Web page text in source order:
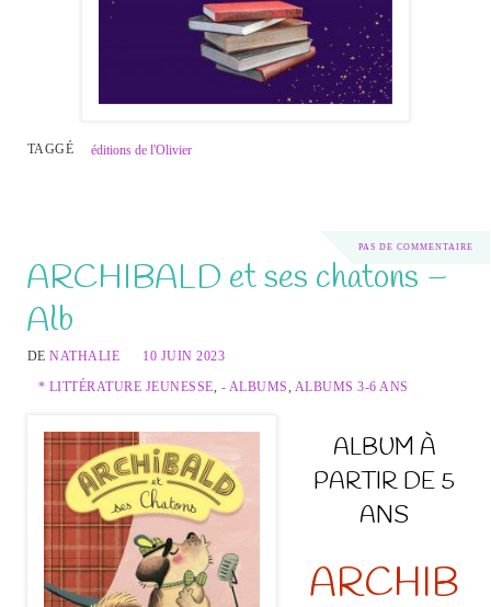
TAGGÉ éditions de l'Olivier
PAS DE COMMENTAIRE
ARCHIBALD et ses chatons –
Alb
DENATHALIE
10 JUIN 2023
* LITTÉRATURE JEUNESSE, - ALBUMS, ALBUMS 3-6 ANS
ALBUM À
PARTIR DE 5
ANS
ARCHIB